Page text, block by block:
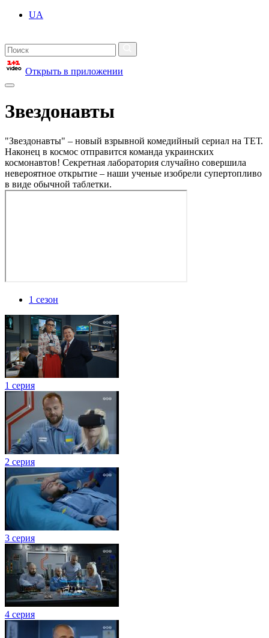
UA
Открыть в приложении
Звездонавты
"Звездонавты" – новый взрывной комедийный сериал на ТЕТ.
Наконец в космос отправится команда украинских
космонавтов! Секретная лаборатория случайно совершила
невероятное открытие – наши ученые изобрели супертопливо
в виде обычной таблетки.
1 сезон
1 серия
2 серия
3 серия
4 серия